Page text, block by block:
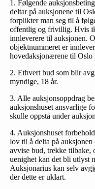
1. Følgende
deltar på auksjonene til
forplikter man seg til å
offentlig og frivillig. Hvis
innleverere til auksjonen.
objektnummeret er
hovedaksjonærene til
2. Ethvert bud som blir
myndige, 18 år.
3. Alle auksjonsoppdrag
auksjonshuset ansvarlige
skulle oppstå under
4. Auksjonshuset
lov til å delta på
avvise bud, trekke tilbake,
uenighet kan det bli utlyst
Auksjonarius kan selv
der dette er uklart.